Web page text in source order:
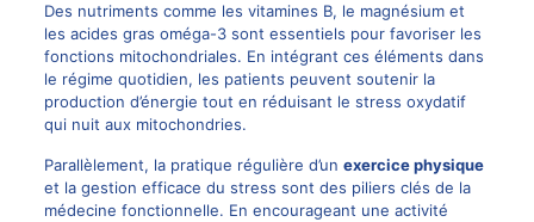
Des nutriments comme les vitamines B, le magnésium et
les acides gras oméga-3 sont essentiels pour favoriser les
fonctions mitochondriales. En intégrant ces éléments dans
le régime quotidien, les patients peuvent soutenir la
production d’énergie tout en réduisant le stress oxydatif
qui nuit aux mitochondries.
Parallèlement, la pratique régulière d’un exercice physique
et la gestion efficace du stress sont des piliers clés de la
médecine fonctionnelle. En encourageant une activité